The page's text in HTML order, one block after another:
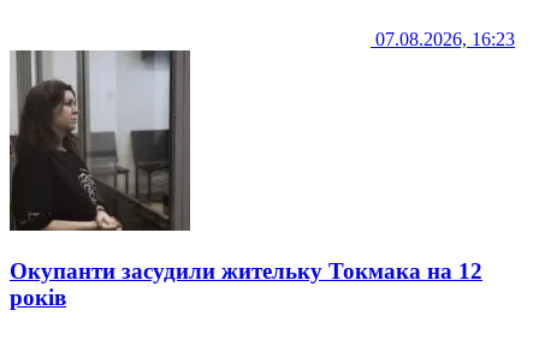
07.08.2026, 16:23
Окупанти засудили жительку Токмака на 12
років